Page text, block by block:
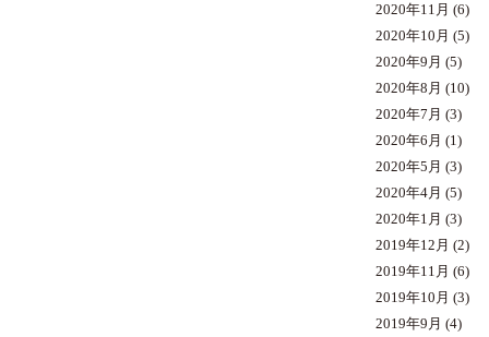
2020年11月 (6)
2020年10月 (5)
2020年9月 (5)
2020年8月 (10)
2020年7月 (3)
2020年6月 (1)
2020年5月 (3)
2020年4月 (5)
2020年1月 (3)
2019年12月 (2)
2019年11月 (6)
2019年10月 (3)
2019年9月 (4)